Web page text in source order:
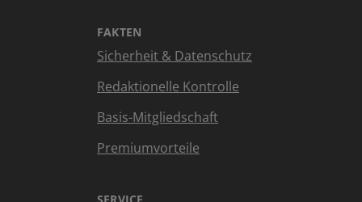
FAKTEN
Sicherheit & Datenschutz
Redaktionelle Kontrolle
Basis-Mitgliedschaft
Premiumvorteile